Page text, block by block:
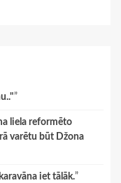
”
liela reformēto
varētu būt Džona
iet tālāk.”